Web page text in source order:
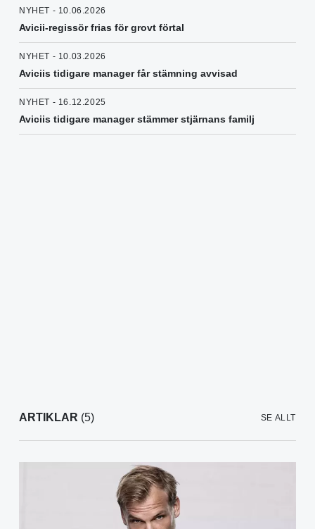
NYHET - 10.06.2026
Avicii-regissör frias för grovt förtal
NYHET - 10.03.2026
Aviciis tidigare manager får stämning avvisad
NYHET - 16.12.2025
Aviciis tidigare manager stämmer stjärnans familj
ARTIKLAR (5) SE ALLT